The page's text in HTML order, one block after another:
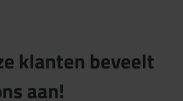
klanten beveelt
aan!